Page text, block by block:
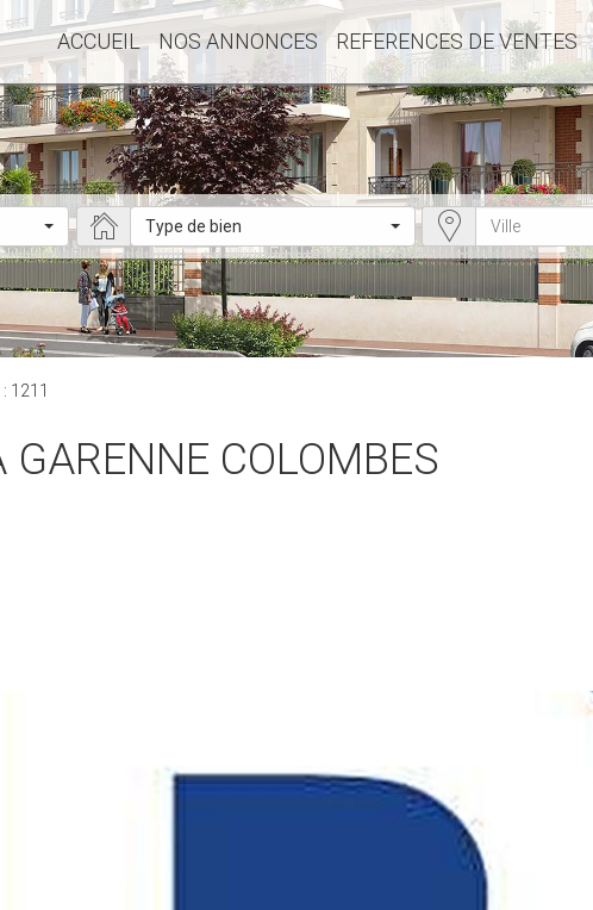
ACCUEIL NOS ANNONCES REFERENCES DE VENTES
Type de bien
: 1211
GARENNE COLOMBES